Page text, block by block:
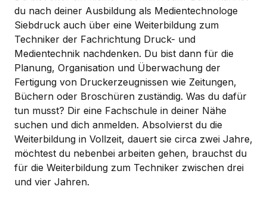
du nach deiner Ausbildung als Medientechnologe
Siebdruck auch über eine Weiterbildung zum
Techniker der Fachrichtung Druck- und
Medientechnik nachdenken. Du bist dann für die
Planung, Organisation und Überwachung der
Fertigung von Druckerzeugnissen wie Zeitungen,
Büchern oder Broschüren zuständig. Was du dafür
tun musst? Dir eine Fachschule in deiner Nähe
suchen und dich anmelden. Absolvierst du die
Weiterbildung in Vollzeit, dauert sie circa zwei Jahre,
möchtest du nebenbei arbeiten gehen, brauchst du
für die Weiterbildung zum Techniker zwischen drei
und vier Jahren.